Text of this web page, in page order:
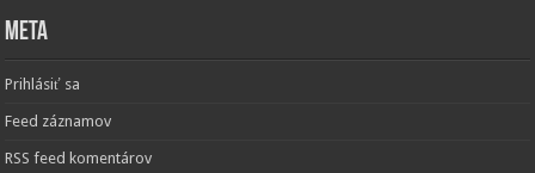
Meta
Prihlásiť sa
Feed záznamov
RSS feed komentárov